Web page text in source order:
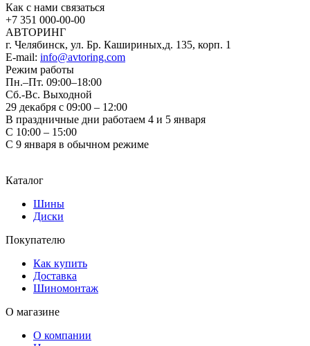
Как с нами связаться
+7 351 000-00-00
АВТОРИНГ
г. Челябинск, ул. Бр. Кашириных,д. 135, корп. 1
E-mail: info@avtoring.com
Режим работы
Пн.–Пт. 09:00–18:00
Сб.-Вс. Выходной
29 декабря с 09:00 – 12:00
В праздничные дни работаем 4 и 5 января
С 10:00 – 15:00
С 9 января в обычном режиме
Каталог
Шины
Диски
Покупателю
Как купить
Доставка
Шиномонтаж
О магазине
О компании